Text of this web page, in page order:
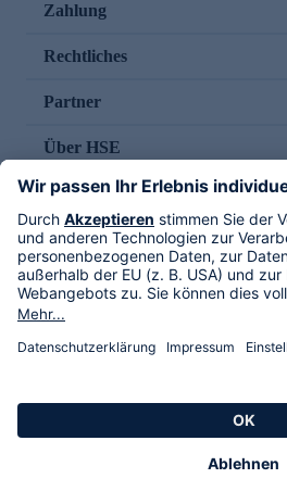
Zahlung
Rechtliches
Partner
Über HSE
Im TV
HSE International